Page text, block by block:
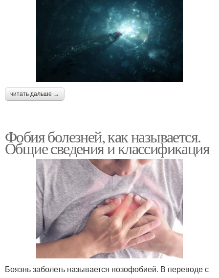
читать дальше →
Фобия болезней, как называется.
Общие сведения и классификация
Боязнь заболеть называется нозофобией. В переводе с